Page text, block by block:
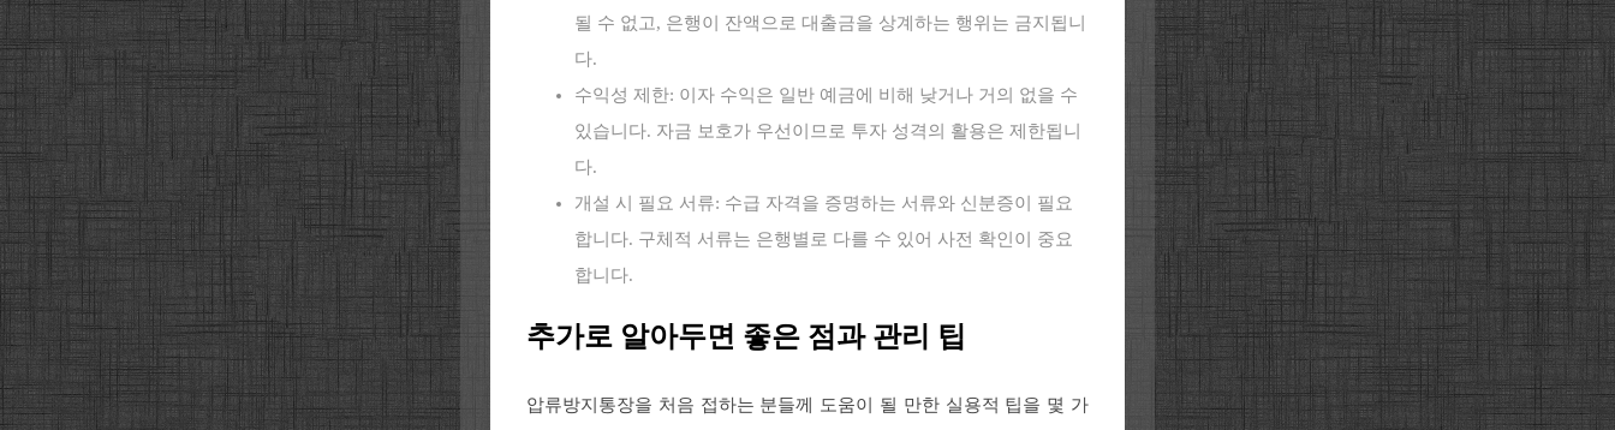
될 수 없고, 은행이 잔액으로 대출금을 상계하는 행위는 금지됩니
다.
수익성 제한: 이자 수익은 일반 예금에 비해 낮거나 거의 없을 수
있습니다. 자금 보호가 우선이므로 투자 성격의 활용은 제한됩니
다.
개설 시 필요 서류: 수급 자격을 증명하는 서류와 신분증이 필요
합니다. 구체적 서류는 은행별로 다를 수 있어 사전 확인이 중요
합니다.
추가로 알아두면 좋은 점과 관리 팁
압류방지통장을 처음 접하는 분들께 도움이 될 만한 실용적 팁을 몇 가